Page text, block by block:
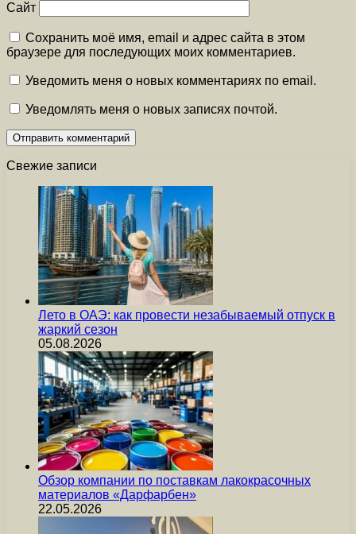
Сайт
Сохранить моё имя, email и адрес сайта в этом
браузере для последующих моих комментариев.
Уведомить меня о новых комментариях по email.
Уведомлять меня о новых записях почтой.
Свежие записи
Лето в ОАЭ: как провести незабываемый отпуск в
жаркий сезон
05.08.2026
Обзор компании по поставкам лакокрасочных
материалов «Дарфарбен»
22.05.2026